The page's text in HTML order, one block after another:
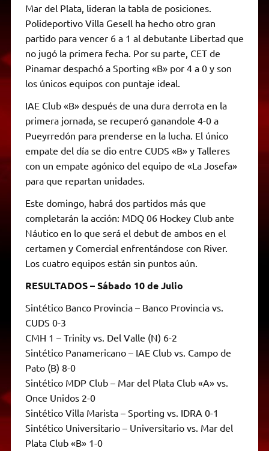
Mar del Plata, lideran la tabla de posiciones.
Polideportivo Villa Gesell ha hecho otro gran
partido para vencer 6 a 1 al debutante Libertad que
no jugó la primera fecha. Por su parte, CET de
Pinamar despachó a Sporting «B» por 4 a 0 y son
los únicos equipos con puntaje ideal.
IAE Club «B» después de una dura derrota en la
primera jornada, se recuperó ganandole 4-0 a
Pueyrredón para prenderse en la lucha. El único
empate del día se dio entre CUDS «B» y Talleres
con un empate agónico del equipo de «La Josefa»
para que repartan unidades.
Este domingo, habrá dos partidos más que
completarán la acción: MDQ 06 Hockey Club ante
Náutico en lo que será el debut de ambos en el
certamen y Comercial enfrentándose con River.
Los cuatro equipos están sin puntos aún.
RESULTADOS – Sábado 10 de Julio
Sintético Banco Provincia – Banco Provincia vs.
CUDS 0-3
CMH 1 – Trinity vs. Del Valle (N) 6-2
Sintético Panamericano – IAE Club vs. Campo de
Pato (B) 8-0
Sintético MDP Club – Mar del Plata Club «A» vs.
Once Unidos 2-0
Sintético Villa Marista – Sporting vs. IDRA 0-1
Sintético Universitario – Universitario vs. Mar del
Plata Club «B» 1-0